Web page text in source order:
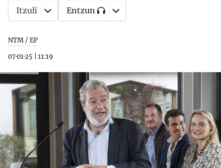
NTM / EP
07·01·25
11:19
Itzuli Entzun